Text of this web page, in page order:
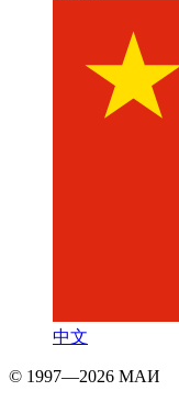
中文
© 1997—2026 МАИ